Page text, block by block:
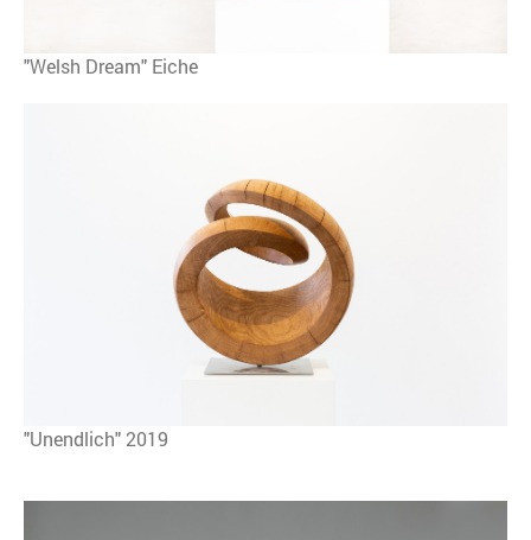
"Welsh Dream" Eiche
"Unendlich" 2019